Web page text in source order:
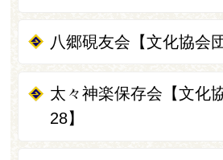
八郷硯友会【文化協会
太々神楽保存会【文化
28】